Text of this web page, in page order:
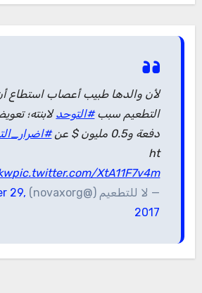
لأن والدها طبيب أعصاب استطاع
التطعيم سبب#التوحد
دفعة و0.5 مليون $ عن
ht
pic.twitter.com/XtA11F7v4m
— لا للتطعيم (@novaxorg)
29,
2017